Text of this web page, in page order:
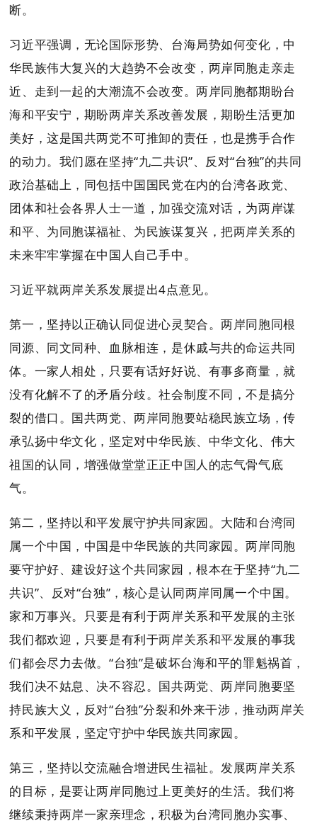
断。
习近平强调，无论国际形势、台海局势如何变化，中
华民族伟大复兴的大趋势不会改变，两岸同胞走亲走
近、走到一起的大潮流不会改变。两岸同胞都期盼台
海和平安宁，期盼两岸关系改善发展，期盼生活更加
美好，这是国共两党不可推卸的责任，也是携手合作
的动力。我们愿在坚持“九二共识”、反对“台独”的共同
政治基础上，同包括中国国民党在内的台湾各政党、
团体和社会各界人士一道，加强交流对话，为两岸谋
和平、为同胞谋福祉、为民族谋复兴，把两岸关系的
未来牢牢掌握在中国人自己手中。
习近平就两岸关系发展提出4点意见。
第一，坚持以正确认同促进心灵契合。两岸同胞同根
同源、同文同种、血脉相连，是休戚与共的命运共同
体。一家人相处，只要有话好好说、有事多商量，就
没有化解不了的矛盾分歧。社会制度不同，不是搞分
裂的借口。国共两党、两岸同胞要站稳民族立场，传
承弘扬中华文化，坚定对中华民族、中华文化、伟大
祖国的认同，增强做堂堂正正中国人的志气骨气底
气。
第二，坚持以和平发展守护共同家园。大陆和台湾同
属一个中国，中国是中华民族的共同家园。两岸同胞
要守护好、建设好这个共同家园，根本在于坚持“九二
共识”、反对“台独”，核心是认同两岸同属一个中国。
家和万事兴。只要是有利于两岸关系和平发展的主张
我们都欢迎，只要是有利于两岸关系和平发展的事我
们都会尽力去做。“台独”是破坏台海和平的罪魁祸首，
我们决不姑息、决不容忍。国共两党、两岸同胞要坚
持民族大义，反对“台独”分裂和外来干涉，推动两岸关
系和平发展，坚定守护中华民族共同家园。
第三，坚持以交流融合增进民生福祉。发展两岸关系
的目标，是要让两岸同胞过上更美好的生活。我们将
继续秉持两岸一家亲理念，积极为台湾同胞办实事、